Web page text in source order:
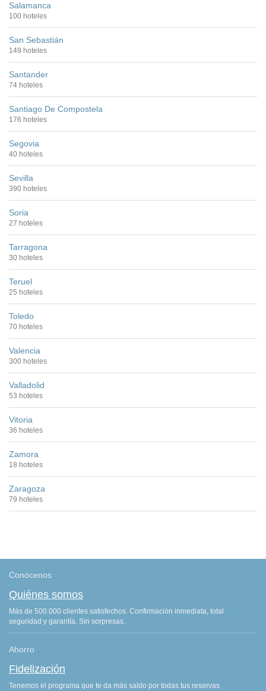
Salamanca
100 hoteles
San Sebastián
149 hoteles
Santander
74 hoteles
Santiago De Compostela
176 hoteles
Segovia
40 hoteles
Sevilla
390 hoteles
Soria
27 hoteles
Tarragona
30 hoteles
Teruel
25 hoteles
Toledo
70 hoteles
Valencia
300 hoteles
Valladolid
53 hoteles
Vitoria
36 hoteles
Zamora
18 hoteles
Zaragoza
79 hoteles
Conócenos
Quiénes somos
Más de 500.000 clientes satisfechos. Confirmación inmediata, total
seguridad y garantía. Sin sorpresas.
Ahorro
Fidelización
Tenemos el programa que te da más saldo por todas tus reservas